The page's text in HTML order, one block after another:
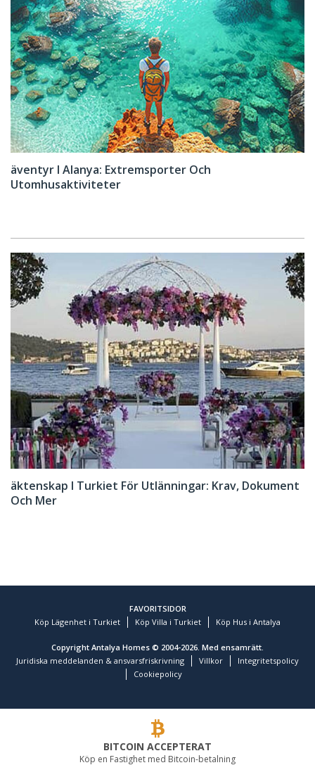
äventyr I Alanya: Extremsporter Och
Utomhusaktiviteter
äktenskap I Turkiet För Utlänningar: Krav, Dokument
Och Mer
FAVORITSIDOR
Köp Lägenhet i Turkiet
Köp Villa i Turkiet Köp Hus i Antalya
Copyright Antalya Homes © 2004-2026. Med ensamrätt.
Juridiska meddelanden & ansvarsfriskrivning
Villkor
Integritetspolicy
Cookiepolicy
BITCOIN ACCEPTERAT
Köp en Fastighet med Bitcoin-betalning